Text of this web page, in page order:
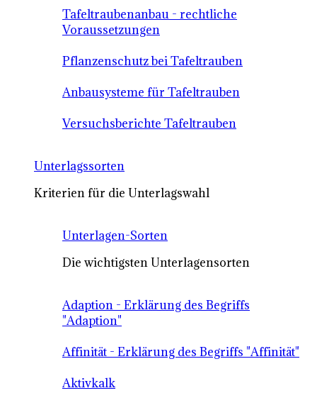
Tafeltraubenanbau - rechtliche
Voraussetzungen
Pflanzenschutz bei Tafeltrauben
Anbausysteme für Tafeltrauben
Versuchsberichte Tafeltrauben
Unterlagssorten
Kriterien für die Unterlagswahl
Unterlagen-Sorten
Die wichtigsten Unterlagensorten
Adaption - Erklärung des Begriffs
"Adaption"
Affinität - Erklärung des Begriffs "Affinität"
Aktivkalk